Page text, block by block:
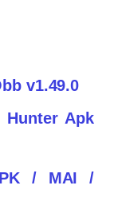
v1.49.0
Hunter Apk
/ MAI /